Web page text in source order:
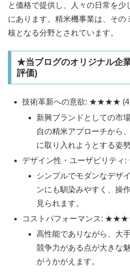
と価格で提供し、人々の日常を少
にあります。精米機事業は、その
核となる分野とされています。
★当ブログのオリジナル企
評価)
技術革新への意欲: ★★★★ (4
新興ブランドとしての市
自の精米アプローチから
に取り入れようとする姿
デザイン性・ユーザビリテ
シンプルでモダンなデザ
ンにも馴染みやすく、操
見られます。
コストパフォーマンス:
高性能でありながら、大
競争力がある点が大きな
がうかがえます。